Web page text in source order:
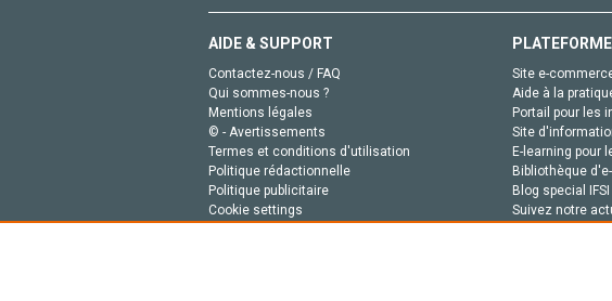
AIDE & SUPPORT
Contactez-nous / FAQ
Qui sommes-nous ?
Mentions légales
© - Avertissements
Termes et conditions d'utilisation
Politique rédactionnelle
Politique publicitaire
Cookie settings
Site e-
Aide à la
Portail pour les
Site
E-learning pour
Bibliothèque
Blog special IFSI
Suivez notre